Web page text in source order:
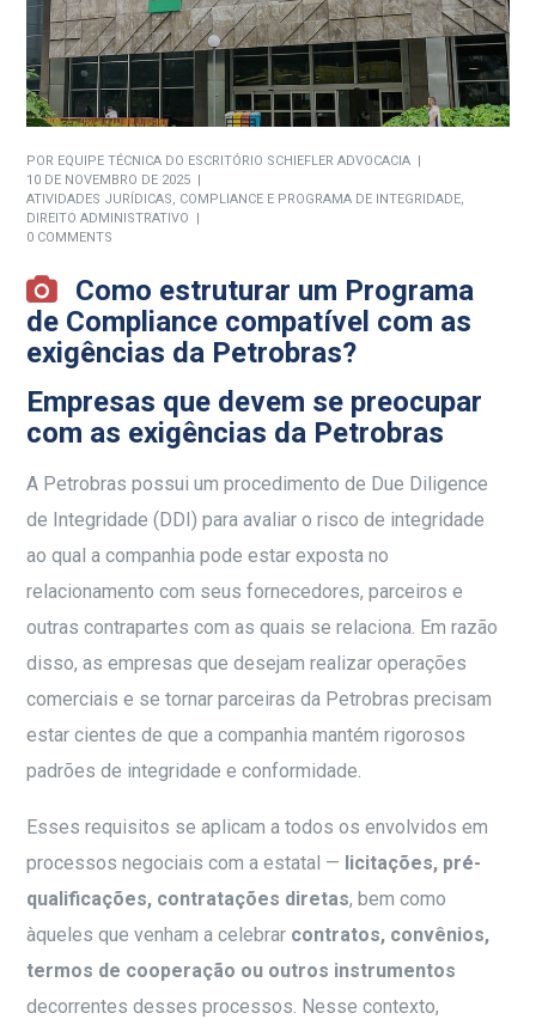
POR EQUIPE TÉCNICA DO ESCRITÓRIO SCHIEFLER ADVOCACIA
10 DE NOVEMBRO DE 2025
ATIVIDADES JURÍDICAS, COMPLIANCE E PROGRAMA DE INTEGRIDADE,
DIREITO ADMINISTRATIVO
0 COMMENTS
Como estruturar um Programa
de Compliance compatível com as
exigências da Petrobras?
Empresas que devem se preocupar
com as exigências da Petrobras
A Petrobras possui um procedimento de Due Diligence
de Integridade (DDI) para avaliar o risco de integridade
ao qual a companhia pode estar exposta no
relacionamento com seus fornecedores, parceiros e
outras contrapartes com as quais se relaciona. Em razão
disso, as empresas que desejam realizar operações
comerciais e se tornar parceiras da Petrobras precisam
estar cientes de que a companhia mantém rigorosos
padrões de integridade e conformidade.
Esses requisitos se aplicam a todos os envolvidos em
processos negociais com a estatal — licitações, pré-
qualificações, contratações diretas, bem como
àqueles que venham a celebrar contratos, convênios,
termos de cooperação ou outros instrumentos
decorrentes desses processos. Nesse contexto,